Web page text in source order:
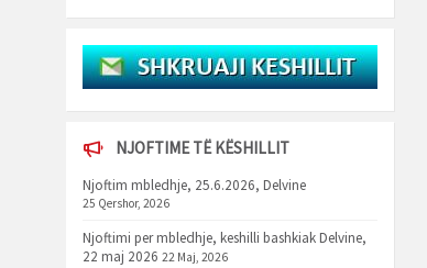
NJOFTIME TË KËSHILLIT
Njoftim mbledhje, 25.6.2026, Delvine
25 Qershor, 2026
Njoftimi per mbledhje, keshilli bashkiak Delvine,
22 maj 2026 22 Maj, 2026